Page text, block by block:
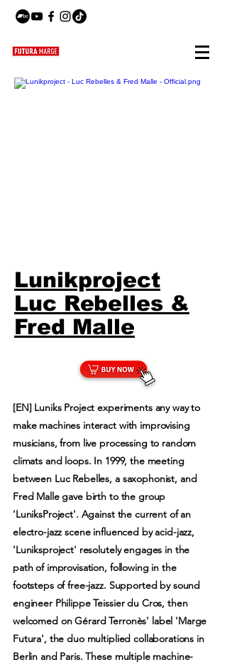
Lunikproject
Luc Rebelles &
Fred Malle
[EN] Luniks Project experiments any way to
make machines interact with improvising
musicians, from live processing to random
climats and loops. In 1999, the meeting
between Luc Rebelles, a saxophonist, and
Fred Malle gave birth to the group
'LuniksProject'. Against the current of an
electro-jazz scene influenced by acid-jazz,
'Luniksproject' resolutely engages in the
path of improvisation, following in the
footsteps of free-jazz. Supported by sound
engineer Philippe Teissier du Cros, then
welcomed on Gérard Terronès' label 'Marge
Futura', the duo multiplied collaborations in
Berlin and Paris. These multiple machine-